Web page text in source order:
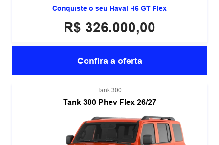
Conquiste o seu Haval H6 GT Flex
R$ 326.000,00
Confira a oferta
Tank 300
Tank 300 Phev Flex 26/27